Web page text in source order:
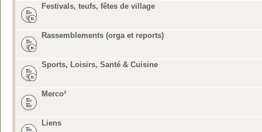
Festivals, teufs, fêtes de village
Rassemblements (orga et reports)
Sports, Loisirs, Santé & Cuisine
Merco²
Liens